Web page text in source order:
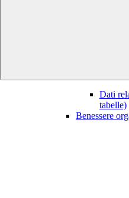
Dati
tabelle)
Benessere